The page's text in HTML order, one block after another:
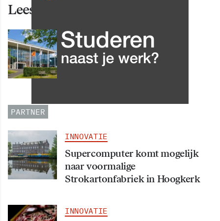
Lees ook deze artikelen
INNOVATIE
Grip op data en informatie:
Leergang Data en
PARTNER
INNOVATIE
Supercomputer komt mogelijk
naar voormalige
Strokartonfabriek in Hoogkerk
INNOVATIE